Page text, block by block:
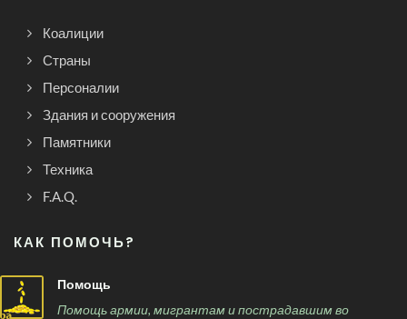
Коалиции
Страны
Персоналии
Здания и сооружения
Памятники
Техника
F.A.Q.
КАК ПОМОЧЬ?
Помощь
Помощь армии, мигрантам и пострадавшим во